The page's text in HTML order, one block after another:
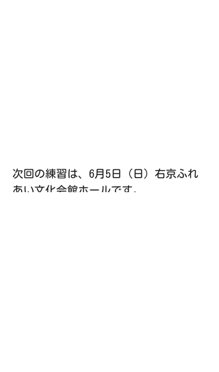
次回の練習は、6月5日（日）右京ふれ
あい文化会館ホールです。